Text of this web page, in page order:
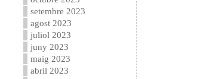
setembre 2023
agost 2023
juliol 2023
juny 2023
maig 2023
abril 2023